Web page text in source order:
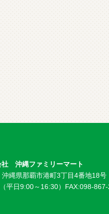
社 沖縄ファミリーマート
縄県那覇市港町3丁目4番地18号
平日9:00～16:30） FAX:098-